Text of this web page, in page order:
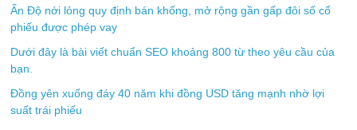
Ấn Độ nới lỏng quy định bán khống, mở rộng gần gấp đôi số cổ
phiếu được phép vay
Dưới đây là bài viết chuẩn SEO khoảng 800 từ theo yêu cầu của
bạn.
Đồng yên xuống đáy 40 năm khi đồng USD tăng mạnh nhờ lợi
suất trái phiếu